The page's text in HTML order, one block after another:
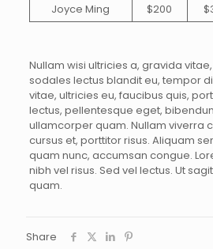
Joyce Ming
$200
Nullam wisi ultricies a, gravida
sodales lectus blandit eu, tempor
vitae, ultricies eu, faucibus quis,
lectus, pellentesque eget,
ullamcorper quam. Nullam viverra
cursus et, porttitor risus. Aliquam
quam nunc, accumsan congue.
nibh vel risus. Sed vel lectus. Ut
quam.
Share